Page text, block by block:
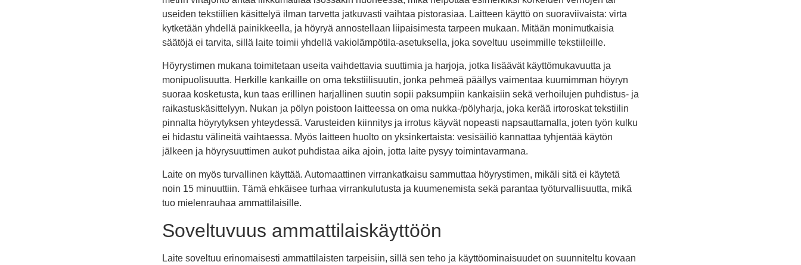
useiden tekstiilien käsittelyä ilman tarvetta jatkuvasti vaihtaa pistorasiaa. Laitteen käyttö on suoraviivaista: virta
kytketään yhdellä painikkeella, ja höyryä annostellaan liipaisimesta tarpeen mukaan. Mitään monimutkaisia
säätöjä ei tarvita, sillä laite toimii yhdellä vakiolämpötila-asetuksella, joka soveltuu useimmille tekstiileille.
Höyrystimen mukana toimitetaan useita vaihdettavia suuttimia ja harjoja, jotka lisäävät käyttömukavuutta ja
monipuolisuutta. Herkille kankaille on oma tekstiilisuutin, jonka pehmeä päällys vaimentaa kuumimman höyryn
suoraa kosketusta, kun taas erillinen harjallinen suutin sopii paksumpiin kankaisiin sekä verhoilujen puhdistus- ja
raikastuskäsittelyyn. Nukan ja pölyn poistoon laitteessa on oma nukka-/pölyharja, joka kerää irtoroskat tekstiilin
pinnalta höyrytyksen yhteydessä. Varusteiden kiinnitys ja irrotus käyvät nopeasti napsauttamalla, joten työn kulku
ei hidastu välineitä vaihtaessa. Myös laitteen huolto on yksinkertaista: vesisäiliö kannattaa tyhjentää käytön
jälkeen ja höyrysuuttimen aukot puhdistaa aika ajoin, jotta laite pysyy toimintavarmana.
Laite on myös turvallinen käyttää. Automaattinen virrankatkaisu sammuttaa höyrystimen, mikäli sitä ei käytetä
noin 15 minuuttiin. Tämä ehkäisee turhaa virrankulutusta ja kuumenemista sekä parantaa työturvallisuutta, mikä
tuo mielenrauhaa ammattilaisille.
Soveltuvuus ammattilaiskäyttöön
Laite soveltuu erinomaisesti ammattilaisten tarpeisiin, sillä sen teho ja käyttöominaisuudet on suunniteltu kovaan